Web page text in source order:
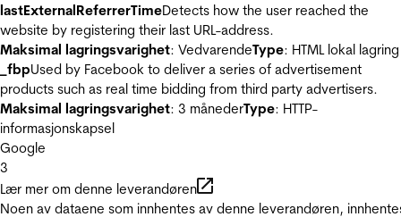
lastExternalReferrerTimeDetects how the user reached the
website by registering their last URL-address.
Maksimal lagringsvarighet: VedvarendeType: HTML lokal lagring
_fbpUsed by Facebook to deliver a series of advertisement
products such as real time bidding from third party advertisers.
Maksimal lagringsvarighet: 3 månederType: HTTP-
informasjonskapsel
Google
3
Lær mer om denne leverandøren
Noen av dataene som innhentes av denne leverandøren,